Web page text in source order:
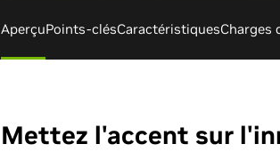
AperçuPoints-clésCaractéristiquesCharges
Mettez l'accent sur